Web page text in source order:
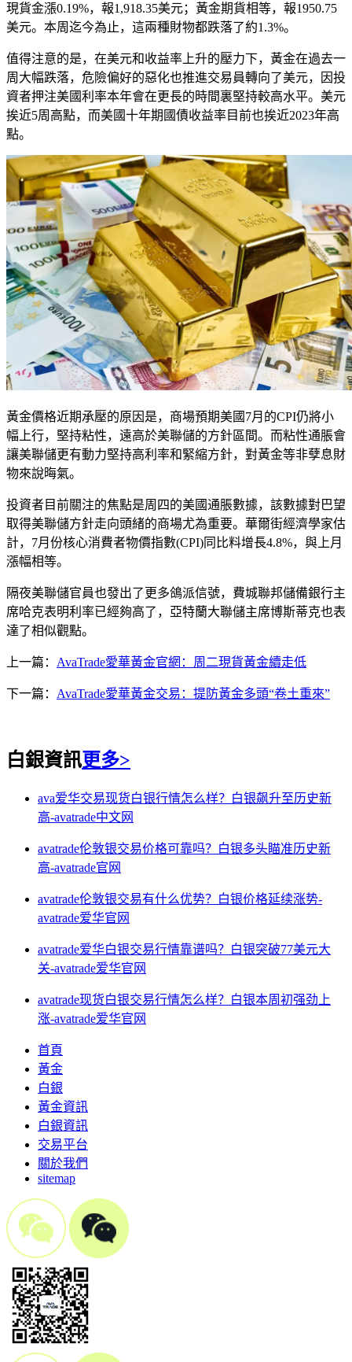
現貨金漲0.19%，報1,918.35美元；黃金期貨相等，報1950.75
美元。本周迄今為止，這兩種財物都跌落了約1.3%。
值得注意的是，在美元和收益率上升的壓力下，黃金在過去一
周大幅跌落，危險偏好的惡化也推進交易員轉向了美元，因投
資者押注美國利率本年會在更長的時間裏堅持較高水平。美元
挨近5周高點，而美國十年期國債收益率目前也挨近2023年高
點。
黃金價格近期承壓的原因是，商場預期美國7月的CPI仍將小
幅上行，堅持粘性，遠高於美聯儲的方針區間。而粘性通脹會
讓美聯儲更有動力堅持高利率和緊縮方針，對黃金等非孽息財
物來說晦氣。
投資者目前關注的焦點是周四的美國通脹數據，該數據對巴望
取得美聯儲方針走向頭緒的商場尤為重要。華爾街經濟學家估
計，7月份核心消費者物價指數(CPI)同比料增長4.8%，與上月
漲幅相等。
隔夜美聯儲官員也發出了更多鴿派信號，費城聯邦儲備銀行主
席哈克表明利率已經夠高了，亞特蘭大聯儲主席博斯蒂克也表
達了相似觀點。
上一篇： AvaTrade愛華黃金官網：周二現貨黃金續走低
下一篇： AvaTrade愛華黃金交易：提防黃金多頭“卷土重來”
白銀資訊更多>
ava爱华交易现货白银行情怎么样？白银飙升至历史新
高-avatrade中文网
avatrade伦敦银交易价格可靠吗？白银多头瞄准历史新
高-avatrade官网
avatrade伦敦银交易有什么优势？白银价格延续涨势-
avatrade爱华官网
avatrade爱华白银交易行情靠谱吗？白银突破77美元大
关-avatrade爱华官网
avatrade现货白银交易行情怎么样？白银本周初强劲上
涨-avatrade爱华官网
首頁
黃金
白銀
黃金資訊
白銀資訊
交易平台
關於我們
sitemap